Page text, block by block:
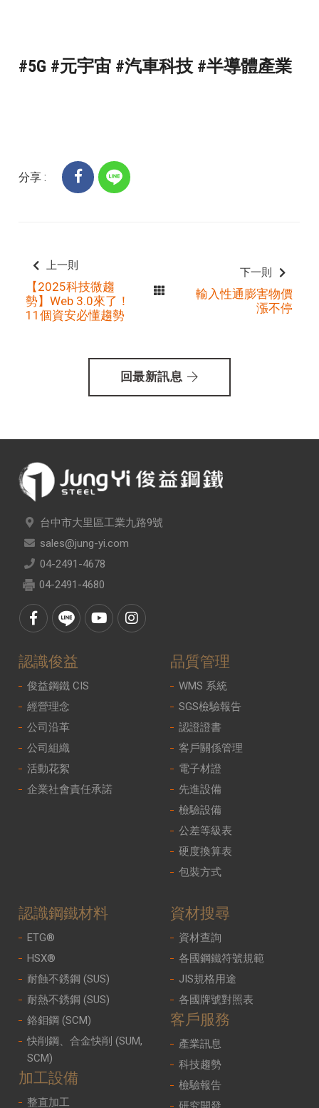
#5G #元宇宙 #汽車科技 #半導體產業
分享 :
上一則
【2025科技微趨
勢】Web 3.0來了！
11個資安必懂趨勢
下一則
輸入性通膨害物價
漲不停
回最新訊息
台中市大里區工業九路9號
sales@jung-yi.com
04-2491-4678
04-2491-4680
認識俊益
俊益鋼鐵 CIS
經營理念
公司沿革
公司組織
活動花絮
企業社會責任承諾
品質管理
WMS 系統
SGS檢驗報告
認證證書
客戶關係管理
電子材證
先進設備
檢驗設備
公差等級表
硬度換算表
包裝方式
認識鋼鐵材料
ETG®
HSX®
耐蝕不銹鋼 (SUS)
耐熱不銹鋼 (SUS)
鉻鉬鋼 (SCM)
快削鋼、合金快削 (SUM,
SCM)
加工設備
整直加工
資材搜尋
資材查詢
各國鋼鐵符號規範
JIS規格用途
各國牌號對照表
客戶服務
產業訊息
科技趨勢
檢驗報告